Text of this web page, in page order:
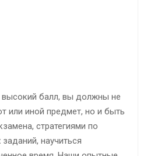
балл, вы должны не
или иной предмет, но и быть
стратегиями по
научиться